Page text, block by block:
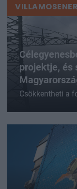
projektje, és
Csökkentheti a